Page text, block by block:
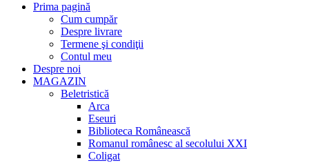
Prima pagină
Cum cumpăr
Despre livrare
Termene şi condiţii
Contul meu
Despre noi
MAGAZIN
Beletristică
Arca
Eseuri
Biblioteca Românească
Romanul românesc al secolului XXI
Coligat